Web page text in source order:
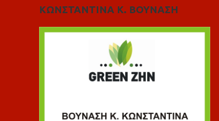
ΚΩΝΣΤΑΝΤΙΝΑ Κ. ΒΟΥΝΑΣΗ